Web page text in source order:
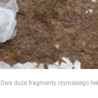
Jedzenie
Dwa duże fragmenty rzymskiego